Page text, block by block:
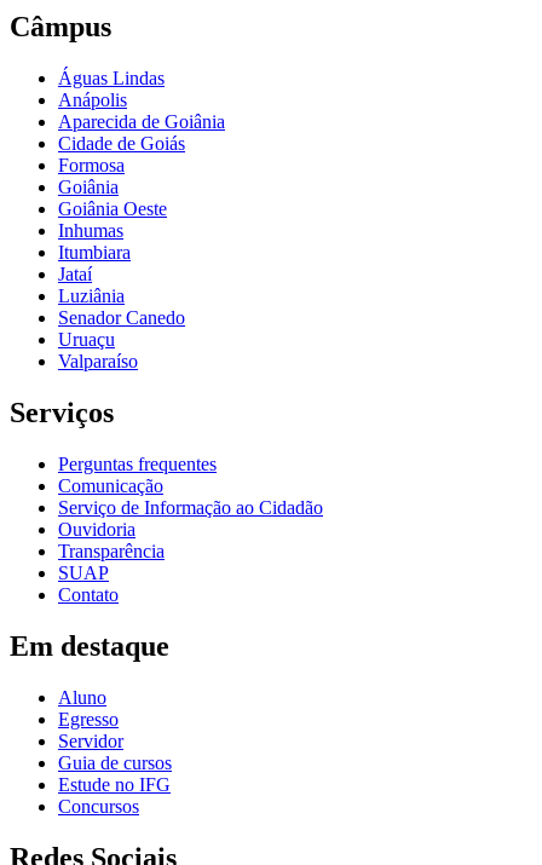
Câmpus
Águas Lindas
Anápolis
Aparecida de Goiânia
Cidade de Goiás
Formosa
Goiânia
Goiânia Oeste
Inhumas
Itumbiara
Jataí
Luziânia
Senador Canedo
Uruaçu
Valparaíso
Serviços
Perguntas frequentes
Comunicação
Serviço de Informação ao Cidadão
Ouvidoria
Transparência
SUAP
Contato
Em destaque
Aluno
Egresso
Servidor
Guia de cursos
Estude no IFG
Concursos
Redes Sociais